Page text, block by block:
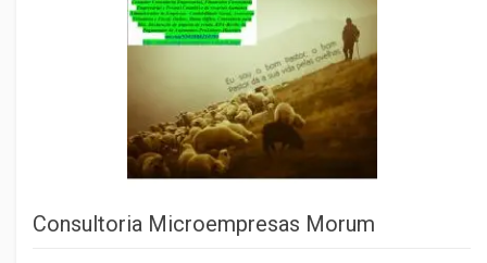
Consultoria Microempresas Morum